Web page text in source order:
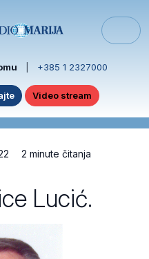
+385 1 2327000
Video stream
2 minute čitanja
Lucić.